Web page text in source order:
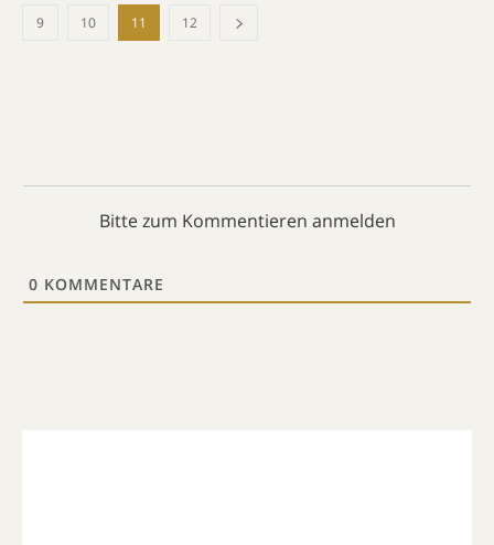
9 10 11 12
Bitte zum Kommentieren anmelden
0 KOMMENTARE